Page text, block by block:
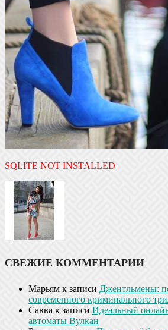
SQLITE NOT INSTALLED
СВЕЖИЕ КОММЕНТАРИИ
Марьям к записи Джентльмены:
современного криминального
Савва к записи Идеальный
автоматы Вулкан